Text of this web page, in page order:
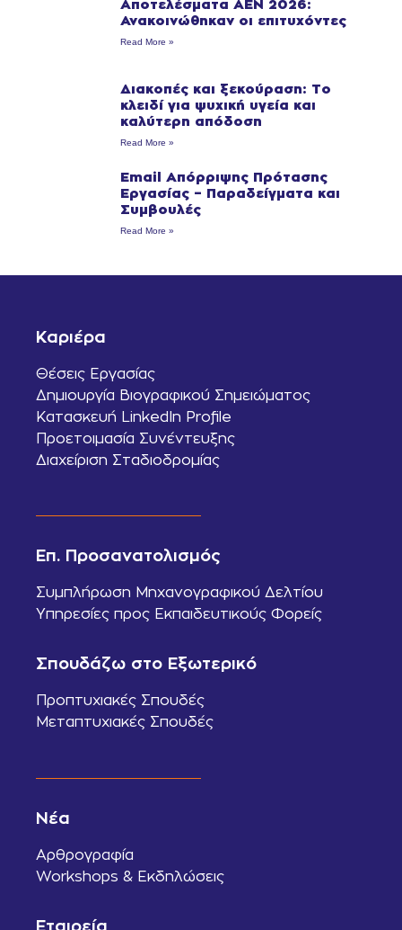
Αποτελέσματα ΑΕΝ 2026:
Ανακοινώθηκαν οι επιτυχόντες
Read More »
Διακοπές και ξεκούραση: Το
κλειδί για ψυχική υγεία και
καλύτερη απόδοση
Read More »
Email Απόρριψης Πρότασης
Εργασίας – Παραδείγματα και
Συμβουλές
Read More »
Καριέρα
Θέσεις Εργασίας
Δημιουργία Βιογραφικού Σημειώματος
Κατασκευή LinkedIn Profile
Προετοιμασία Συνέντευξης
Διαχείριση Σταδιοδρομίας
Επ. Προσανατολισμός
Συμπλήρωση Μηχανογραφικού Δελτίου
Υπηρεσίες προς Εκπαιδευτικούς Φορείς
Σπουδάζω στο Εξωτερικό
Προπτυχιακές Σπουδές
Μεταπτυχιακές Σπουδές
Νέα
Αρθρογραφία
Workshops & Εκδηλώσεις
Εταιρεία